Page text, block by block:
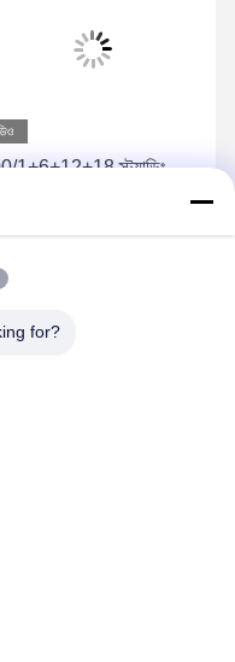
1+6+12+18 স্ট্র্যান্ডিং
প্ল্যানেটারি টাইপ টুইস্টিং স্টিলের
for?